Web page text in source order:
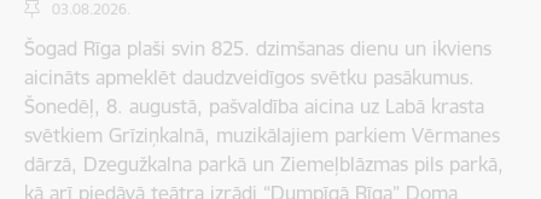
03.08.2026.
Šogad Rīga plaši svin 825. dzimšanas dienu un ikviens
aicināts apmeklēt daudzveidīgos svētku pasākumus.
Šonedēļ, 8. augustā, pašvaldība aicina uz Labā krasta
svētkiem Grīziņkalnā, muzikālajiem parkiem Vērmanes
dārzā, Dzegužkalna parkā un Ziemeļblāzmas pils parkā,
kā arī piedāvā teātra izrādi “Dumpīgā Rīga” Doma